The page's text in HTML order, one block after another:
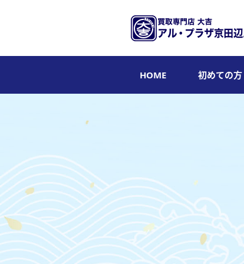
HOME 初めての方